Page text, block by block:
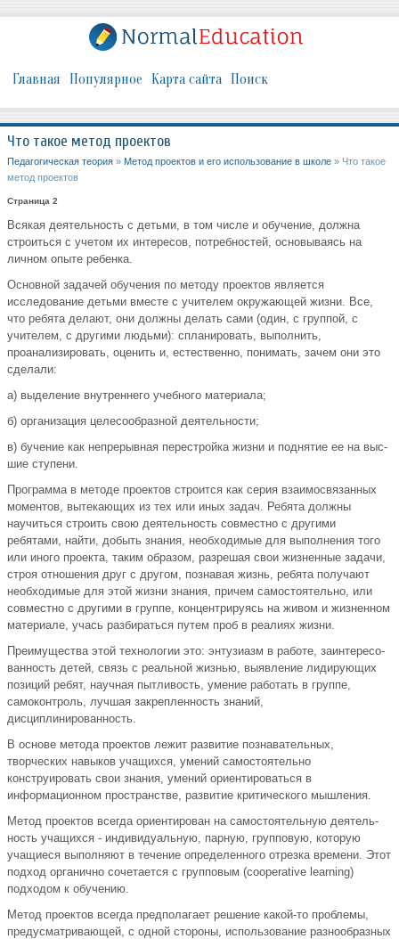
Главная Популярное Карта сайта Поиск
Что такое метод проектов
Педагогическая теория » Метод проектов и его использование в школе » Что такое
метод проектов
Страница 2
Всякая деятельность с детьми, в том числе и обучение, должна
строить­ся с учетом их интересов, потребностей, основываясь на
личном опыте ре­бенка.
Основной задачей обучения по методу проектов является
исследование детьми вместе с учителем окружающей жизни. Все,
что ребята делают, они должны делать сами (один, с группой, с
учителем, с другими людьми): спла­нировать, выполнить,
проанализировать, оценить и, естественно, понимать, зачем они это
сделали:
а) выделение внутреннего учебного материала;
б) организация целесообразной деятельности;
в) бучение как непрерывная перестройка жизни и поднятие ее на выс­
шие ступени.
Программа в методе проектов строится как серия взаимосвязанных
мо­ментов, вытекающих из тех или иных задач. Ребята должны
научиться стро­ить свою деятельность совместно с другими
ребятами, найти, добыть знания, необходимые для выполнения того
или иного проекта, таким образом, раз­решая свои жизненные задачи,
строя отношения друг с другом, познавая жизнь, ребята получают
необходимые для этой жизни знания, причем само­стоятельно, или
совместно с другими в группе, концентрируясь на живом и жизненном
материале, учась разбираться путем проб в реалиях жизни.
Преимущества этой технологии это: энтузиазм в работе, заинтересо­
ванность детей, связь с реальной жизнью, выявление лидирующих
позиций ребят, научная пытливость, умение работать в группе,
самоконтроль, лучшая закрепленность знаний,
дисциплинированность.
В основе метода проектов лежит развитие познавательных,
творческих навыков учащихся, умений самостоятельно
конструировать свои знания, умений ориентироваться в
информационном пространстве, развитие крити­ческого мышления.
Метод проектов всегда ориентирован на самостоятельную деятель­
ность учащихся - индивидуальную, парную, групповую, которую
учащиеся выполняют в течение определенного отрезка времени. Этот
подход органично сочетается с групповым (cooperative learning)
подходом к обучению.
Ме­тод проектов всегда предполагает решение какой-то проблемы,
предусматри­вающей, с одной стороны, использование разнообразных